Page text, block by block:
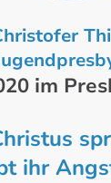
im
ihr